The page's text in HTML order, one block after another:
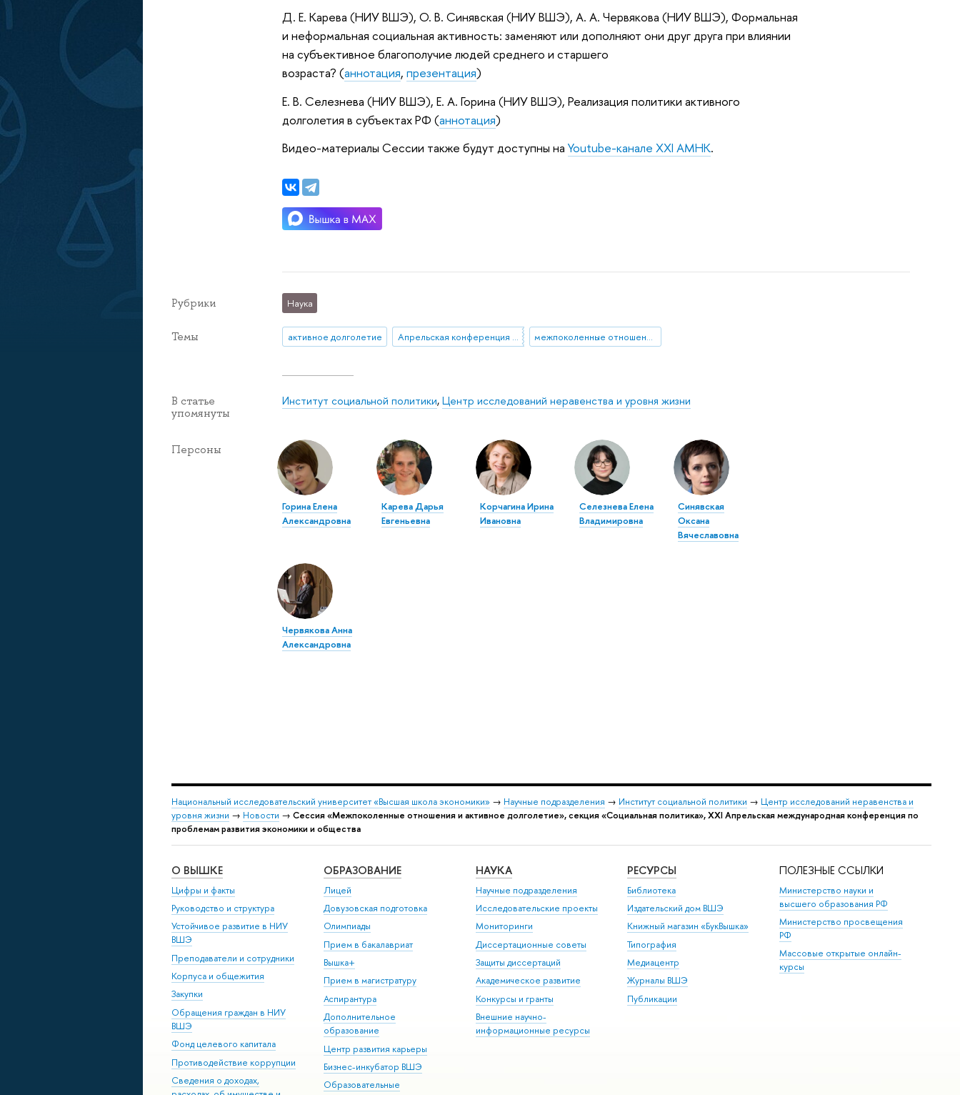
Д. Е. Карева (НИУ ВШЭ), О. В. Синявская (НИУ ВШЭ), А. А. Червякова (НИУ ВШЭ), Формальная
и неформальная социальная активность: заменяют или дополняют они друг друга при влиянии
на субъективное благополучие людей среднего и старшего
возраста? (аннотация,презентация)
Е. В. Селезнева (НИУ ВШЭ), Е. А. Горина (НИУ ВШЭ), Реализация политики активного
долголетия в субъектах РФ (аннотация)
Видео-материалы Сессии также будут доступны наYoutube-канале XXI АМНК.
Рубрики Наука
Темы активное долголетие Апрельская конференция 2020 межпоколенные отношения
В статье
упомянуты
Институт социальной политики,Центр исследований неравенства и уровня жизни
Персоны
Горина Елена
Александровна
Карева Дарья
Евгеньевна
Корчагина Ирина
Ивановна
Селезнева Елена
Владимировна
Синявская
Оксана
Вячеславовна
Червякова Анна
Александровна
Национальный исследовательский университет «Высшая школа экономики» → Научные подразделения → Институт социальной политики → Центр исследований неравенства и
уровня жизни → Новости → Сессия «Межпоколенные отношения и активное долголетие», секция «Социальная политика», XXI Апрельская международная конференция по
проблемам развития экономики и общества
О ВЫШКЕ
Цифры и факты
Руководство и структура
Устойчивое развитие в НИУ
ВШЭ
Преподаватели и сотрудники
Корпуса и общежития
Закупки
Обращения граждан в НИУ
ВШЭ
Фонд целевого капитала
Противодействие коррупции
Сведения о доходах,
ОБРАЗОВАНИЕ
Лицей
Довузовская подготовка
Олимпиады
Прием в бакалавриат
Вышка+
Прием в магистратуру
Аспирантура
Дополнительное
образование
Центр развития карьеры
Бизнес-инкубатор ВШЭ
Образовательные
НАУКА
Научные подразделения
Исследовательские проекты
Мониторинги
Диссертационные советы
Защиты диссертаций
Академическое развитие
Конкурсы и гранты
Внешние научно-
информационные ресурсы
РЕСУРСЫ
Библиотека
Издательский дом ВШЭ
Книжный магазин «БукВышка»
Типография
Медиацентр
Журналы ВШЭ
Публикации
ПОЛЕЗНЫЕ ССЫЛКИ
Министерство науки и
высшего образования РФ
Министерство просвещения
РФ
Массовые открытые онлайн-
курсы